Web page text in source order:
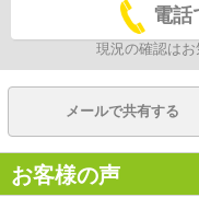
電話
現況の確認はお
メールで共有する
お客様の声